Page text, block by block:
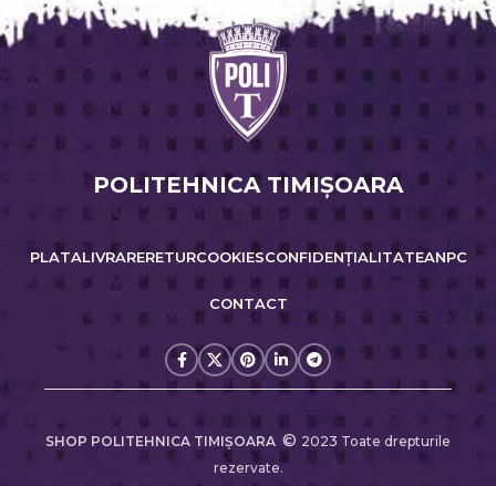
POLITEHNICA TIMIŞOARA
PLATALIVRARERETURCOOKIESCONFIDENȚIALITATEANPC
CONTACT
SHOP POLITEHNICA TIMIŞOARA © 2023 Toate drepturile
rezervate.